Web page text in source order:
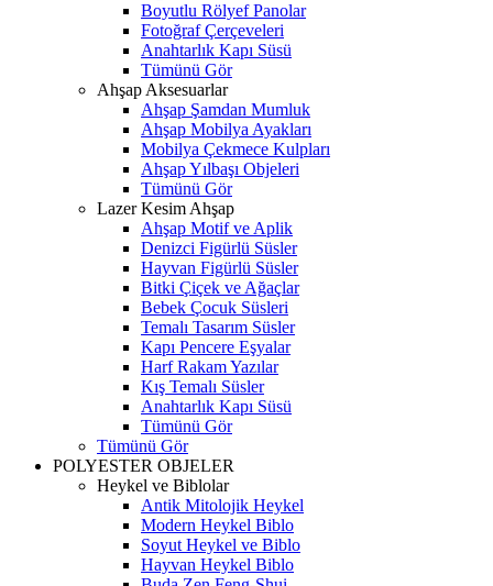
Boyutlu Rölyef Panolar
Fotoğraf Çerçeveleri
Anahtarlık Kapı Süsü
Tümünü Gör
Ahşap Aksesuarlar
Ahşap Şamdan Mumluk
Ahşap Mobilya Ayakları
Mobilya Çekmece Kulpları
Ahşap Yılbaşı Objeleri
Tümünü Gör
Lazer Kesim Ahşap
Ahşap Motif ve Aplik
Denizci Figürlü Süsler
Hayvan Figürlü Süsler
Bitki Çiçek ve Ağaçlar
Bebek Çocuk Süsleri
Temalı Tasarım Süsler
Kapı Pencere Eşyalar
Harf Rakam Yazılar
Kış Temalı Süsler
Anahtarlık Kapı Süsü
Tümünü Gör
Tümünü Gör
POLYESTER OBJELER
Heykel ve Biblolar
Antik Mitolojik Heykel
Modern Heykel Biblo
Soyut Heykel ve Biblo
Hayvan Heykel Biblo